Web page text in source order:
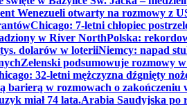
Wenezueli otwarty na rozmowy z
Chicago: 7-letni chłopiec
w River NorthPolska:
dolarów w loteriiNiemcy: napad
Zełenski podsumowuje rozmowy
32-letni mężczyzna dźgnięty
barierą w rozmowach o zakończeniu
miał 74 lata.Arabia Saudyjska po